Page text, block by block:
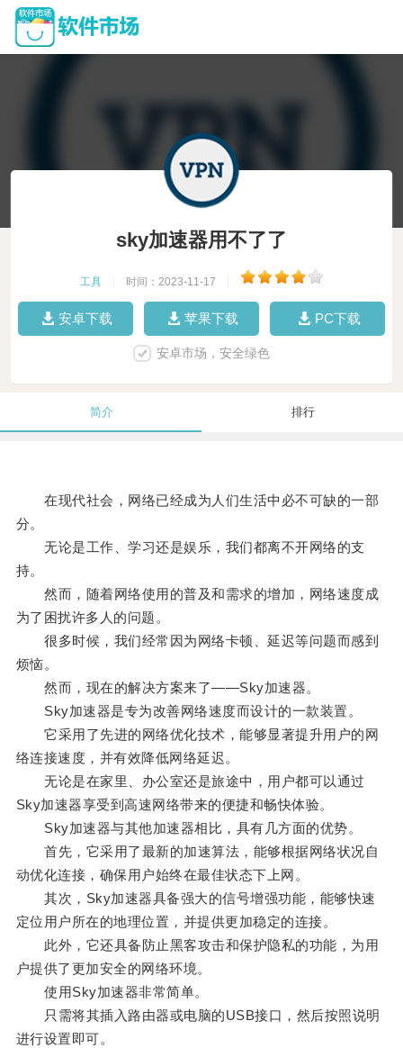
sky加速器用不了了
工具 时间：2023-11-17
安卓下载 苹果下载 PC下载
安卓市场，安全绿色
简介 排行
在现代社会，网络已经成为人们生活中必不可缺的一部
分。
无论是工作、学习还是娱乐，我们都离不开网络的支
持。
然而，随着网络使用的普及和需求的增加，网络速度成
为了困扰许多人的问题。
很多时候，我们经常因为网络卡顿、延迟等问题而感到
烦恼。
然而，现在的解决方案来了——Sky加速器。
Sky加速器是专为改善网络速度而设计的一款装置。
它采用了先进的网络优化技术，能够显著提升用户的网
络连接速度，并有效降低网络延迟。
无论是在家里、办公室还是旅途中，用户都可以通过
Sky加速器享受到高速网络带来的便捷和畅快体验。
Sky加速器与其他加速器相比，具有几方面的优势。
首先，它采用了最新的加速算法，能够根据网络状况自
动优化连接，确保用户始终在最佳状态下上网。
其次，Sky加速器具备强大的信号增强功能，能够快速
定位用户所在的地理位置，并提供更加稳定的连接。
此外，它还具备防止黑客攻击和保护隐私的功能，为用
户提供了更加安全的网络环境。
使用Sky加速器非常简单。
只需将其插入路由器或电脑的USB接口，然后按照说明
进行设置即可。